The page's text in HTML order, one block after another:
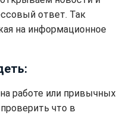
ответ. Так
на информационное
работе или привычных
что в